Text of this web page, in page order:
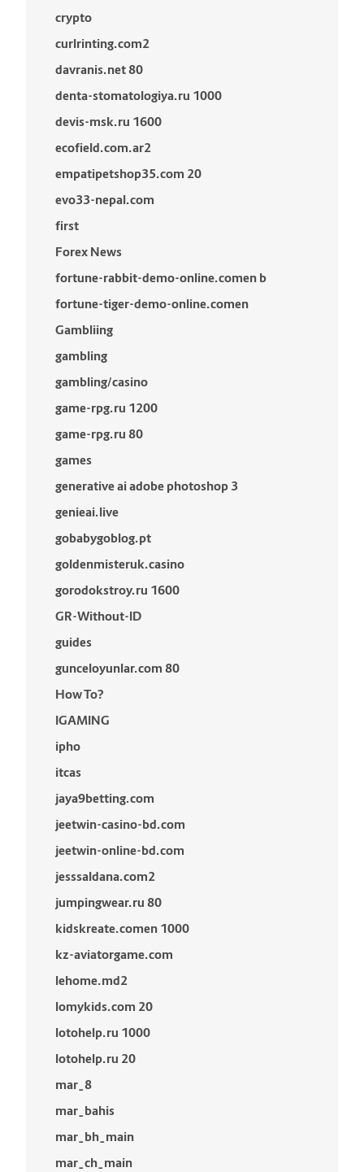
crypto
curlrinting.com2
davranis.net 80
denta-stomatologiya.ru 1000
devis-msk.ru 1600
ecofield.com.ar2
empatipetshop35.com 20
evo33-nepal.com
first
Forex News
fortune-rabbit-demo-online.comen b
fortune-tiger-demo-online.comen
Gambliing
gambling
gambling/casino
game-rpg.ru 1200
game-rpg.ru 80
games
generative ai adobe photoshop 3
genieai.live
gobabygoblog.pt
goldenmisteruk.casino
gorodokstroy.ru 1600
GR-Without-ID
guides
gunceloyunlar.com 80
How To?
IGAMING
ipho
itcas
jaya9betting.com
jeetwin-casino-bd.com
jeetwin-online-bd.com
jesssaldana.com2
jumpingwear.ru 80
kidskreate.comen 1000
kz-aviatorgame.com
lehome.md2
lomykids.com 20
lotohelp.ru 1000
lotohelp.ru 20
mar_8
mar_bahis
mar_bh_main
mar_ch_main